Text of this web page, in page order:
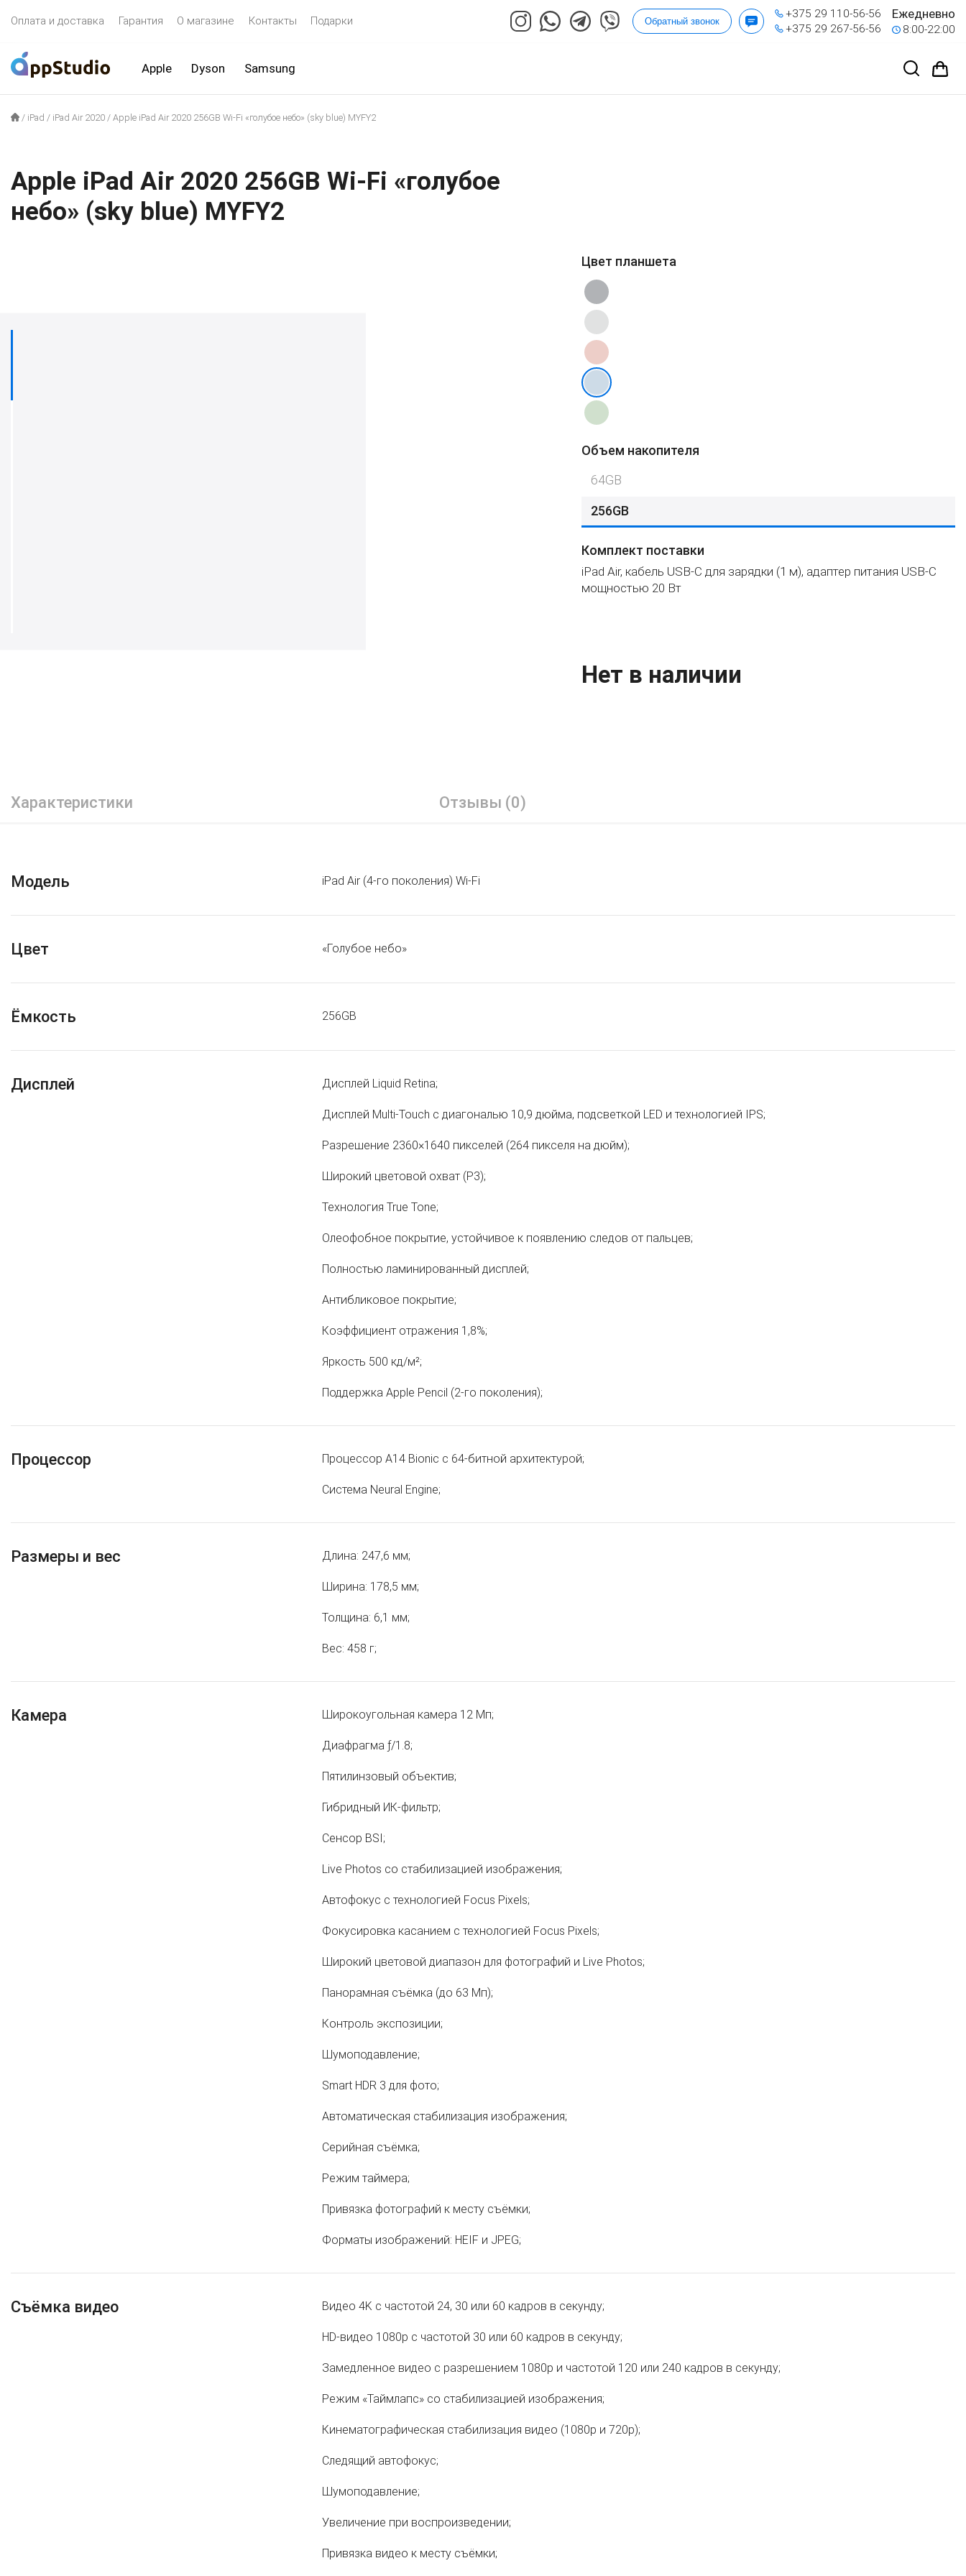
Оплата и доставка Гарантия О магазине Контакты Подарки Обратный звонок
+375 29 110-56-56
+375 29 267-56-56
Ежедневно
8:00-22:00
Apple Dyson Samsung
/ iPad / iPad Air 2020 / Apple iPad Air 2020 256GB Wi-Fi «голубое небо» (sky blue) MYFY2
Apple iPad Air 2020 256GB Wi-Fi «голубое
небо» (sky blue) MYFY2
Цвет планшета
Объем накопителя
64GB
256GB
Комплект поставки
iPad Air, кабель USB‑C для зарядки (1 м), адаптер питания USB‑C
мощностью 20 Вт
Нет в наличии
Характеристики Отзывы (0)
Модель iPad Air (4-го поколения) Wi‑Fi
Цвет «Голубое небо»
Ёмкость 256GB
Дисплей Дисплей Liquid Retina;
Дисплей Multi‑Touch с диагональю 10,9 дюйма, подсветкой LED и технологией IPS;
Разрешение 2360×1640 пикселей (264 пикселя на дюйм);
Широкий цветовой охват (P3);
Технология True Tone;
Олеофобное покрытие, устойчивое к появлению следов от пальцев;
Полностью ламинированный дисплей;
Антибликовое покрытие;
Коэффициент отражения 1,8%;
Яркость 500 кд/м²;
Поддержка Apple Pencil (2‑го поколения);
Процессор Процессор A14 Bionic с 64-битной архитектурой;
Система Neural Engine;
Размеры и вес Длина: 247,6 мм;
Ширина: 178,5 мм;
Толщина: 6,1 мм;
Вес: 458 г;
Камера Широкоугольная камера 12 Мп;
Диафрагма ƒ/1.8;
Пятилинзовый объектив;
Гибридный ИК‑фильтр;
Сенсор BSI;
Live Photos со стабилизацией изображения;
Автофокус с технологией Focus Pixels;
Фокусировка касанием с технологией Focus Pixels;
Широкий цветовой диапазон для фотографий и Live Photos;
Панорамная съёмка (до 63 Мп);
Контроль экспозиции;
Шумоподавление;
Smart HDR 3 для фото;
Автоматическая стабилизация изображения;
Серийная съёмка;
Режим таймера;
Привязка фотографий к месту съёмки;
Форматы изображений: HEIF и JPEG;
Съёмка видео Видео 4K с частотой 24, 30 или 60 кадров в секунду;
HD‑видео 1080p с частотой 30 или 60 кадров в секунду;
Замедленное видео с разрешением 1080р и частотой 120 или 240 кадров в секунду;
Режим «Таймлапс» со стабилизацией изображения;
Кинематографическая стабилизация видео (1080p и 720p);
Следящий автофокус;
Шумоподавление;
Увеличение при воспроизведении;
Привязка видео к месту съёмки;